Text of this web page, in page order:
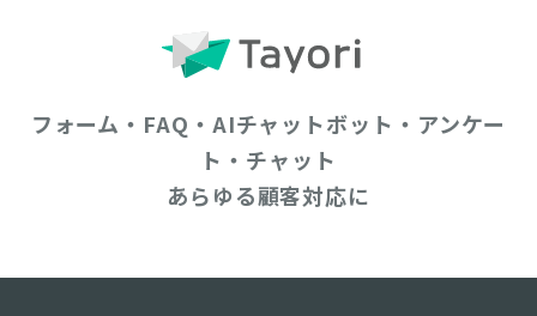
フォーム・FAQ・AIチャットボット・アンケー
ト・チャット
あらゆる顧客対応に